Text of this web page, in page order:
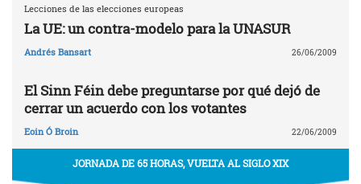
Lecciones de las elecciones europeas
La UE: un contra-modelo para la UNASUR
Andrés Bansart 26/06/2009
El Sinn Féin debe preguntarse por qué dejó de
cerrar un acuerdo con los votantes
Eoin Ó Broin 22/06/2009
JORNADA DE 65 HORAS, VUELTA AL SIGLO XIX